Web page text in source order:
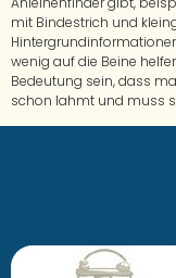
mit Bindestrich und
wenig auf die Beine
Bedeutung sein, dass
schon lahmt und muss